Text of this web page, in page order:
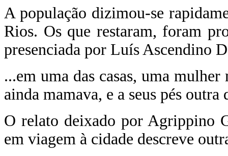
A população dizimou-se
Rios. Os que restaram, foram
presenciada por Luís Ascendino
...em uma das casas, uma
ainda mamava, e a seus pés outra
O relato deixado por Agrippino
em viagem à cidade descreve